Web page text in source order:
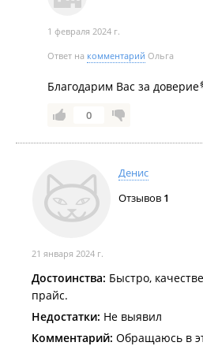
1 февраля 2024 г.
Ответ на комментарий Ольга
Благодарим Вас за
0
Денис
Отзывов 1
21 января 2024 г.
Достоинства: Быстро,
прайс.
Недостатки: Не выявил
Комментарий: Обращаюсь в